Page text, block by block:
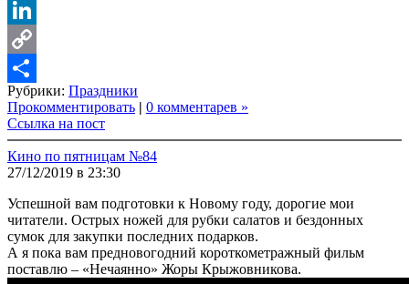
VK
LinkedIn
Copy
Link
Share
Рубрики: Праздники
Прокомментировать | 0 комментарев »
Ссылка на пост
Кино по пятницам №84
27/12/2019 в 23:30
Успешной вам подготовки к Новому году, дорогие мои
читатели. Острых ножей для рубки салатов и бездонных
сумок для закупки последних подарков.
А я пока вам предновогодний короткометражный фильм
поставлю – «Нечаянно» Жоры Крыжовникова.